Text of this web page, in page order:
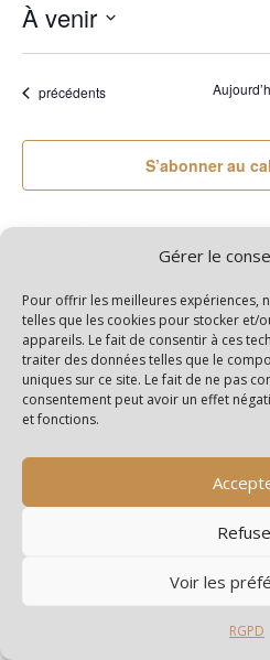
Gérer le
Pour offrir les meilleures expériences,
telles que les cookies pour stocker et/
appareils. Le fait de consentir à ces
traiter des données telles que le
uniques sur ce site. Le fait de ne pas
consentement peut avoir un effet
et fonctions.
Voir les
RGPD
À venir
date.Évènements
précédents
S’abonner au
Edito